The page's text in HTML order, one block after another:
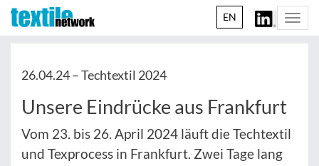
EN
26.04.24 –Techtextil 2024
Unsere Eindrücke aus Frankfurt
Vom 23. bis 26. April 2024 läuft die Techtextil
und Texprocess in Frankfurt. Zwei Tage lang